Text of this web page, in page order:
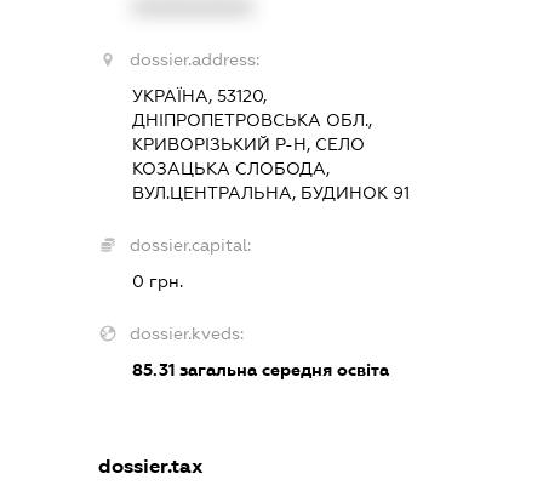
dossier.address:
УКРАЇНА, 53120,
ДНІПРОПЕТРОВСЬКА ОБЛ.,
КРИВОРІЗЬКИЙ Р-Н, СЕЛО
КОЗАЦЬКА СЛОБОДА,
ВУЛ.ЦЕНТРАЛЬНА, БУДИНОК 91
dossier.capital:
0 грн.
dossier.kveds:
85.31 загальна середня освіта
dossier.tax